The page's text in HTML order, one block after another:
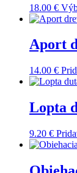
18.00 €
Aport
14.00 €
Lopta
9.20 €